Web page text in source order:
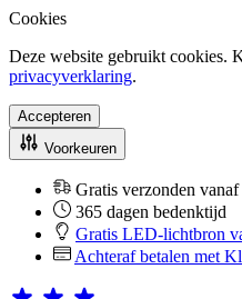
Cookies
Deze website gebruikt cookies.
privacyverklaring.
Accepteren
Voorkeuren
Gratis verzonden
365 dagen bedenktijd
Gratis LED-lichtbron
Achteraf betalen met